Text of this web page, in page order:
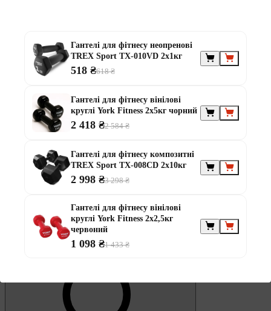
Обране
Гантелі для фітнесу неопренові
TREX Sport TX-010VD 2x1кг
518 ₴618 ₴
Гантелі для фітнесу вінілові
круглі York Fitness 2х5кг чорний
2 418 ₴2 584 ₴
Гантелі для фітнесу композитні
TREX Sport TX-008CD 2x10кг
2 998 ₴3 298 ₴
Гантелі для фітнесу вінілові
круглі York Fitness 2х2,5кг
червоний
1 098 ₴1 433 ₴